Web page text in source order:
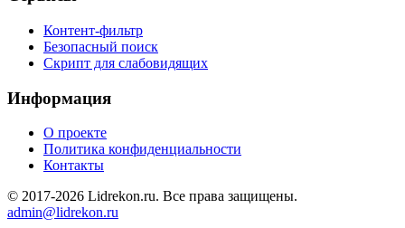
Контент-фильтр
Безопасный поиск
Скрипт для слабовидящих
Информация
О проекте
Политика конфиденциальности
Контакты
© 2017-2026 Lidrekon.ru. Все права защищены.
admin@lidrekon.ru